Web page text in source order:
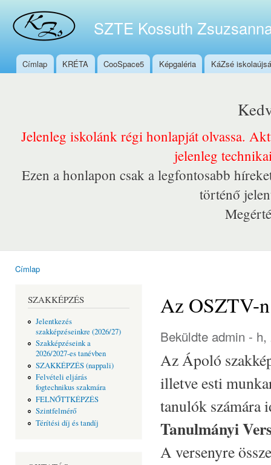
SZTE Kossuth
Főmenü
Címlap KRÉTA CooSpace5 Képgaléria KáZsé
Jelenleg iskolánk régi honlapját olvassa.
jelenleg
Ezen a honlapon csak a legfontosabb
történő
Címlap
SZAKKÉPZÉS
Jelentkezés
szakképzéseinkre (2026/27)
Szakképzéseink a
2026/2027-es tanévben
SZAKKÉPZÉS (nappali)
Felvételi eljárás
fogtechnikus szakmára
FELNŐTTKÉPZÉS
Szintfelmérő
Térítési díj és tandíj
Az OSZTV-
Beküldte admin - h,
Az Ápoló
illetve esti
tanulók számára
Tanulmányi
A versenyre